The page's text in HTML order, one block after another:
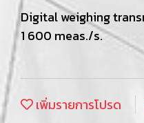
Digital weighing
1 600 meas./s.
เพิ่มรายการโปรด